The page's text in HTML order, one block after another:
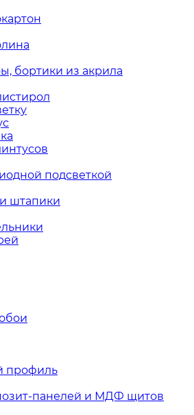
бортики из акрила
подсветкой
штапики
профиль
панелей и МДФ щитов